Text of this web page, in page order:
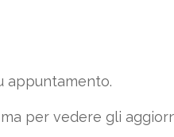
appuntamento.
per vedere gli